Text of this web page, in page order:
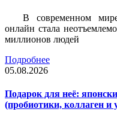
В современном
онлайн стала
миллионов людей
Подробнее
05.08.2026
Подарок для неё:
(пробиотики, коллаген и